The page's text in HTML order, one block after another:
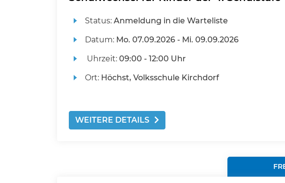
Status: Anmeldung in die Warteliste
Datum: Mo. 07.09.2026 - Mi. 09.09.2026
Uhrzeit: 09:00 - 12:00 Uhr
Ort: Höchst, Volksschule Kirchdorf
WEITERE DETAILS